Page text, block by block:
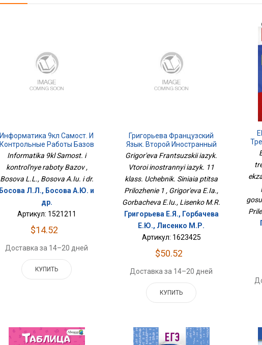
Информатика 9кл Самост. И
Контрольные Работы Базов
Informatika 9kl Samost. i
kontrol'nye raboty Bazov ,
Bosova L.L., Bosova A.Iu. i dr.
Босова Л.Л., Босова А.Ю. и
др.
Артикул: 1521211
$14.52
Доставка за 14–20 дней
КУПИТЬ
Григорьева Французский
Язык. Второй Иностранный
Язык. 11 Класс. Учебник.
Синяя Птица Приложение 1
Grigor'eva Frantsuzskii iazyk.
Vtoroi inostrannyi iazyk. 11
klass. Uchebnik. Siniaia ptitsa
Prilozhenie 1 , Grigor'eva E.Ia.,
Gorbacheva E.Iu., Lisenko M.R.
Григорьева Е.Я., Горбачева
Е.Ю., Лисенко М.Р.
Артикул: 1623425
$50.52
Доставка за 14–20 дней
КУПИТЬ